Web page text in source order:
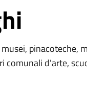
pinacoteche,
comunali d'arte,